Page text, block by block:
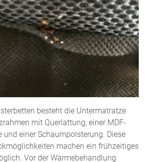
besteht die Untermatratze
mit Querlattung, einer MDF-
und einer Schaumpolsterung. Diese
machen ein frühzeitiges
Vor der Wärmebehandlung